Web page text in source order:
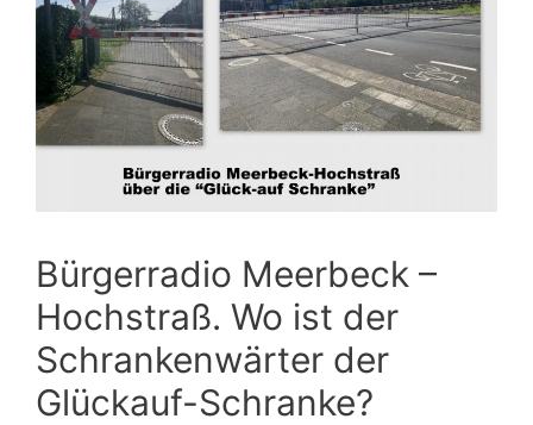
Bürgerradio Meerbeck –
Hochstraß. Wo ist der
Schrankenwärter der
Glückauf-Schranke?